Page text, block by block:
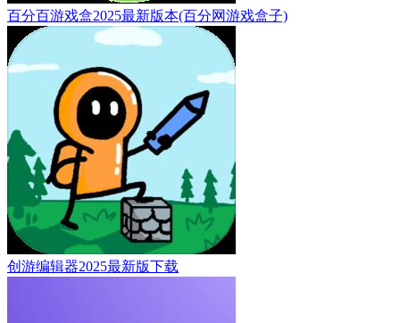
百分百游戏盒2025最新版本(百分网游戏盒子)
创游编辑器2025最新版下载